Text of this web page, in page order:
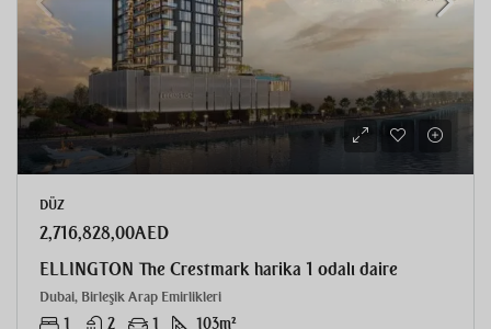
DÜZ
2,716,828,00AED
ELLINGTON The Crestmark harika 1 odalı daire
Dubai, Birleşik Arap Emirlikleri
1 2 1 103m²